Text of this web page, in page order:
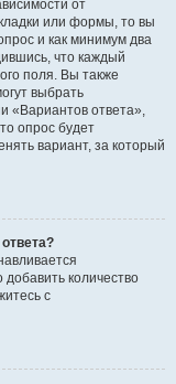
от
или формы, то вы
и как минимум два
что каждый
поля. Вы также
выбрать
«Вариантов ответа»,
опрос будет
вариант, за который
количество
с